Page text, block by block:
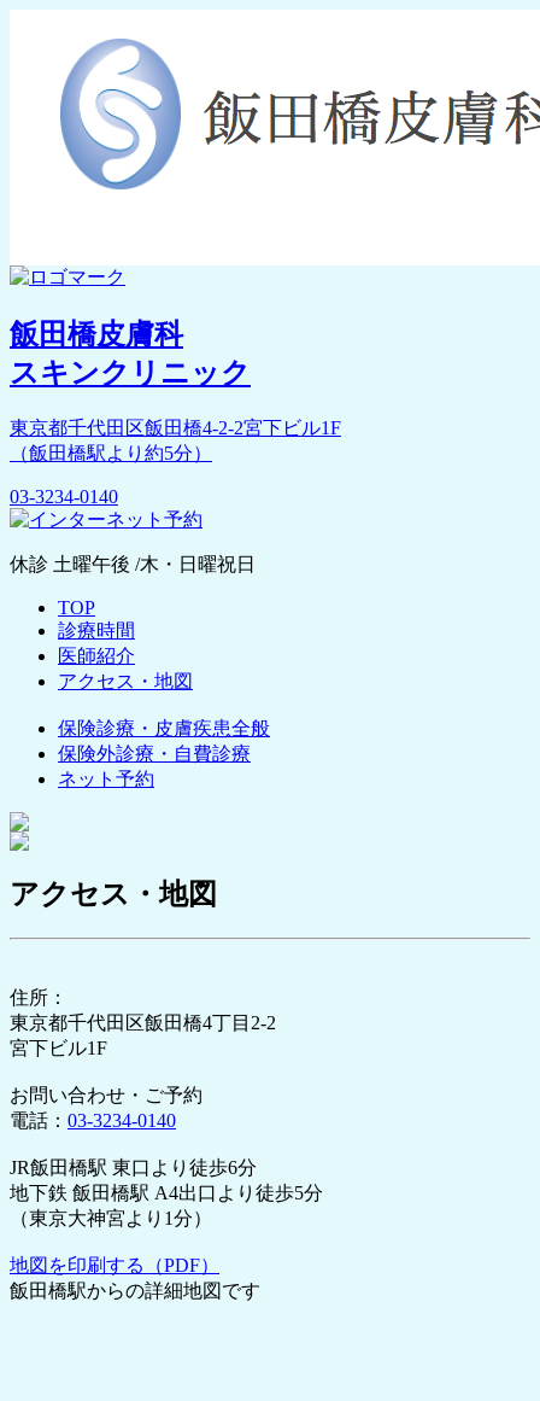
飯田橋皮膚科
スキンクリニック
東京都千代田区飯田橋4-2-2宮下ビル1F
（飯田橋駅より約5分）
03-3234-0140
休診 土曜午後 /木・日曜祝日
TOP
診療時間
医師紹介
アクセス・地図
保険診療・皮膚疾患全般
保険外診療・自費診療
ネット予約
アクセス・地図
住所：
東京都千代田区飯田橋4丁目2-2
宮下ビル1F
お問い合わせ・ご予約
電話： 03-3234-0140
JR飯田橋駅 東口より徒歩6分
地下鉄 飯田橋駅 A4出口より徒歩5分
（東京大神宮より1分）
地図を印刷する（PDF）
飯田橋駅からの詳細地図です